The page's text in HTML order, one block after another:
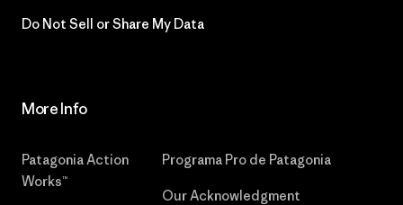
Do Not Sell or Share My Data
More Info
Patagonia Action
Works™
Programa Pro de Patagonia
Our Acknowledgment